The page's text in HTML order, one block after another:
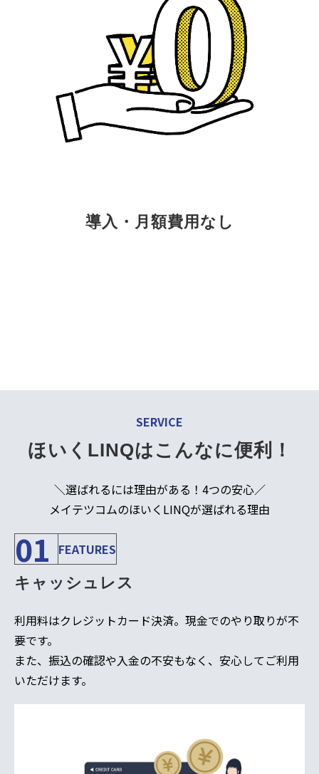
導入・月額費用なし
SERVICE
ほいくLINQはこんなに便利！
＼選ばれるには理由がある！4つの安心／
メイテツコムのほいくLINQが選ばれる理由
01 FEATURES
キャッシュレス
利用料はクレジットカード決済。現金でのやり取りが不
要です。
また、振込の確認や入金の不安もなく、安心してご利用
いただけます。